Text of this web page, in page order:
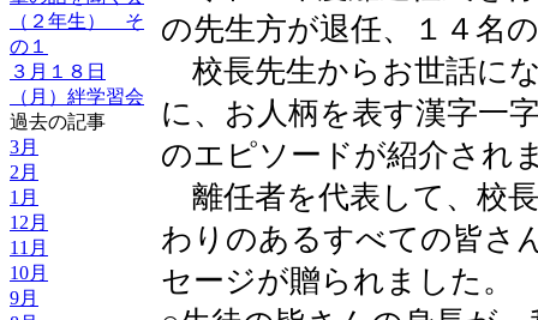
（２年生） そ
の１
３月１８日
（月）絆学習会
過去の記事
3月
2月
1月
12月
11月
10月
9月
の先生方が退任、１４名
校長先生からお世話に
に、お人柄を表す漢字一
のエピソードが紹介され
離任者を代表して、校
わりのあるすべての皆さ
セージが贈られました。